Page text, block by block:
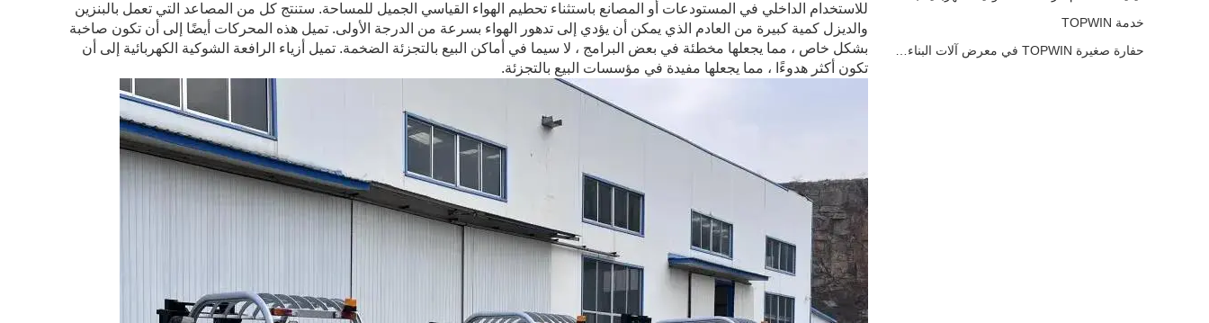
للاستخدام الداخلي في المستودعات أو المصانع باستثناء تحطيم الهواء القياسي الجميل للمساحة. ستنتج كل من المصاعد التي تعمل بالبنزين
والديزل كمية كبيرة من العادم الذي يمكن أن يؤدي إلى تدهور الهواء بسرعة من الدرجة الأولى. تميل هذه المحركات أيضًا إلى أن تكون صاخبة
بشكل خاص ، مما يجعلها مخطئة في بعض البرامج ، لا سيما في أماكن البيع بالتجزئة الضخمة. تميل أزياء الرافعة الشوكية الكهربائية إلى أن
تكون أكثر هدوءًا ، مما يجعلها مفيدة في مؤسسات البيع بالتجزئة.
خدمة TOPWIN
حفارة صغيرة TOPWIN في معرض آلات البناء في أوروبا